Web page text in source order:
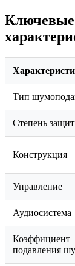
Ключевые
Тип
Степень
Конструкция
Управление
Аудиосистема
Коэффициент
подавления